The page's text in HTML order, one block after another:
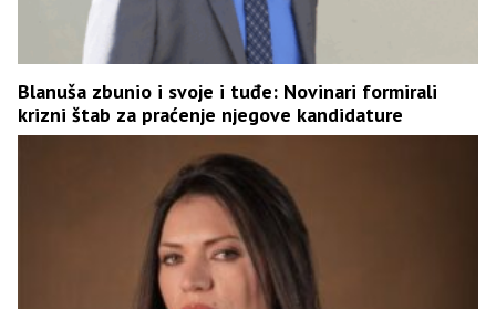
Blanuša zbunio i svoje i tuđe: Novinari formirali
krizni štab za praćenje njegove kandidature